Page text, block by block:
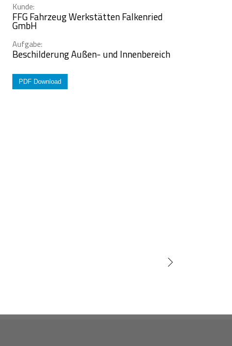
Kunde:
FFG Fahrzeug Werkstätten Falkenried
GmbH
Aufgabe:
Beschilderung Außen- und Innenbereich
PDF Download